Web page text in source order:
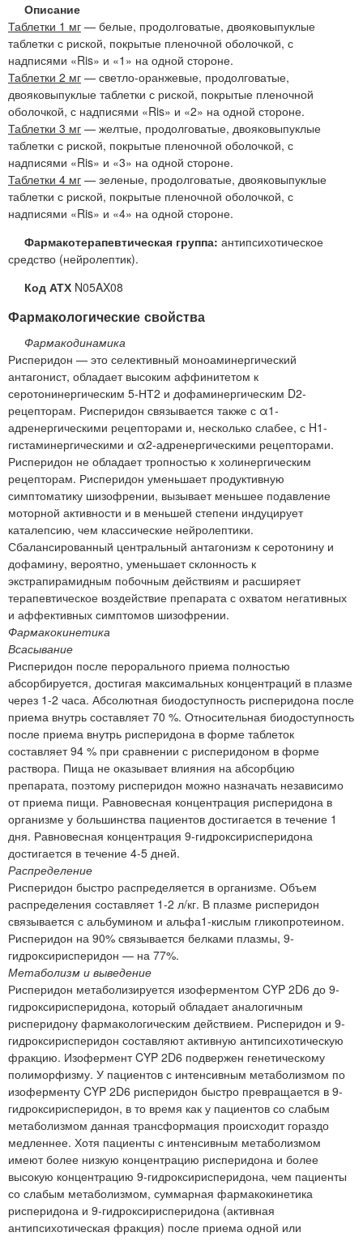
Описание
Таблетки 1 мг — белые, продолговатые, двояковыпуклые
таблетки с риской, покрытые пленочной оболочкой, с
надписями «Ris» и «1» на одной стороне.
Таблетки 2 мг — светло-оранжевые, продолговатые,
двояковыпуклые таблетки с риской, покрытые пленочной
оболочкой, с надписями «Ris» и «2» на одной стороне.
Таблетки 3 мг — желтые, продолговатые, двояковыпуклые
таблетки с риской, покрытые пленочной оболочкой, с
надписями «Ris» и «3» на одной стороне.
Таблетки 4 мг — зеленые, продолговатые, двояковыпуклые
таблетки с риской, покрытые пленочной оболочкой, с
надписями «Ris» и «4» на одной стороне.
Фармакотерапевтическая группа: антипсихотическое
средство (нейролептик).
Код АТХ N05AX08
Фармакологические свойства
Фармакодинамика
Рисперидон — это селективный моноаминергический
антагонист, обладает высоким аффинитетом к
серотонинергическим 5-НТ2 и дофаминергическим D2-
рецепторам. Рисперидон связывается также с α1-
адренергическими рецепторами и, несколько слабее, с H1-
гистаминергическими и α2-адренергическими рецепторами.
Рисперидон не обладает тропностью к холинергическим
рецепторам. Рисперидон уменьшает продуктивную
симптоматику шизофрении, вызывает меньшее подавление
моторной активности и в меньшей степени индуцирует
каталепсию, чем классические нейролептики.
Сбалансированный центральный антагонизм к серотонину и
дофамину, вероятно, уменьшает склонность к
экстрапирамидным побочным действиям и расширяет
терапевтическое воздействие препарата с охватом негативных
и аффективных симптомов шизофрении.
Фармакокинетика
Всасывание
Рисперидон после перорального приема полностью
абсорбируется, достигая максимальных концентраций в плазме
через 1-2 часа. Абсолютная биодоступность рисперидона после
приема внутрь составляет 70 %. Относительная биодоступность
после приема внутрь рисперидона в форме таблеток
составляет 94 % при сравнении с рисперидоном в форме
раствора. Пища не оказывает влияния на абсорбцию
препарата, поэтому рисперидон можно назначать независимо
от приема пищи. Равновесная концентрация рисперидона в
организме у большинства пациентов достигается в течение 1
дня. Равновесная концентрация 9-гидроксирисперидона
достигается в течение 4-5 дней.
Распределение
Рисперидон быстро распределяется в организме. Объем
распределения составляет 1-2 л/кг. В плазме рисперидон
связывается с альбумином и альфа1-кислым гликопротеином.
Рисперидон на 90% связывается белками плазмы, 9-
гидроксирисперидон — на 77%.
Метаболизм и выведение
Рисперидон метаболизируется изоферментом CYP 2D6 до 9-
гидроксирисперидона, который обладает аналогичным
рисперидону фармакологическим действием. Рисперидон и 9-
гидроксирисперидон составляют активную антипсихотическую
фракцию. Изофермент CYP 2D6 подвержен генетическому
полиморфизму. У пациентов с интенсивным метаболизмом по
изоферменту CYP 2D6 рисперидон быстро превращается в 9-
гидроксирисперидон, в то время как у пациентов со слабым
метаболизмом данная трансформация происходит гораздо
медленнее. Хотя пациенты с интенсивным метаболизмом
имеют более низкую концентрацию рисперидона и более
высокую концентрацию 9-гидроксирисперидона, чем пациенты
со слабым метаболизмом, суммарная фармакокинетика
рисперидона и 9-гидроксирисперидона (активная
антипсихотическая фракция) после приема одной или